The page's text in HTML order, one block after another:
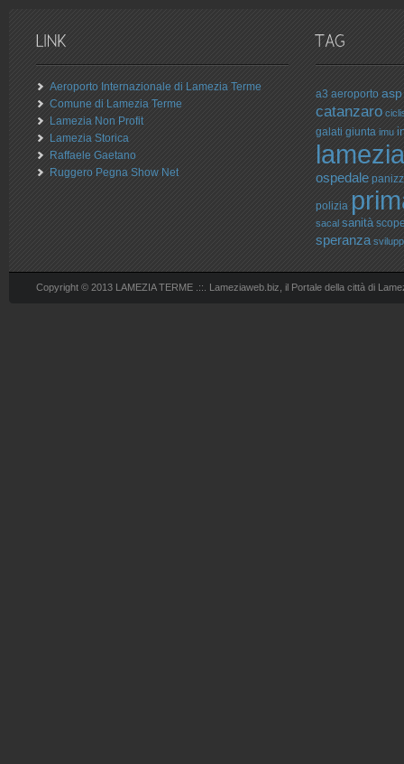
Aeroporto Internazionale di Lamezia Terme
Comune di Lamezia Terme
Lamezia Non Profit
Lamezia Storica
Raffaele Gaetano
Ruggero Pegna Show Net
a3 aeroporto asp
catanzaro
galati giunta imu
lamezia
ospedale
polizia
sacal sanità
speranza
Copyright © 2013 LAMEZIA TERME .::. Lameziaweb.biz, il Portale della città di